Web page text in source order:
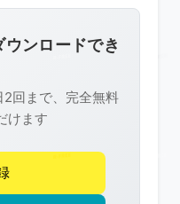
ンロードでき
2回まで、完全無料
けます